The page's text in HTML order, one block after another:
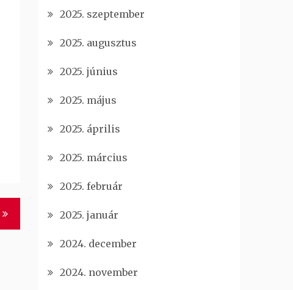
2025. szeptember
2025. augusztus
2025. június
2025. május
2025. április
2025. március
2025. február
2025. január
2024. december
2024. november